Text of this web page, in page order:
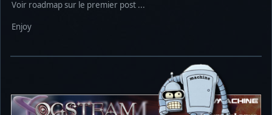
Voir roadmap sur le premier post ...
Enjoy